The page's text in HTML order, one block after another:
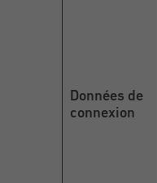
Données de
connexion